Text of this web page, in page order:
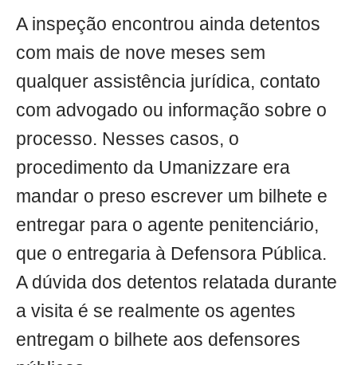
A inspeção encontrou ainda detentos
com mais de nove meses sem
qualquer assistência jurídica, contato
com advogado ou informação sobre o
processo. Nesses casos, o
procedimento da Umanizzare era
mandar o preso escrever um bilhete e
entregar para o agente penitenciário,
que o entregaria à Defensora Pública.
A dúvida dos detentos relatada durante
a visita é se realmente os agentes
entregam o bilhete aos defensores